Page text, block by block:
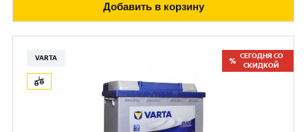
Добавить в корзину
VARTA
СЕГОДНЯ СО
СКИДКОЙ